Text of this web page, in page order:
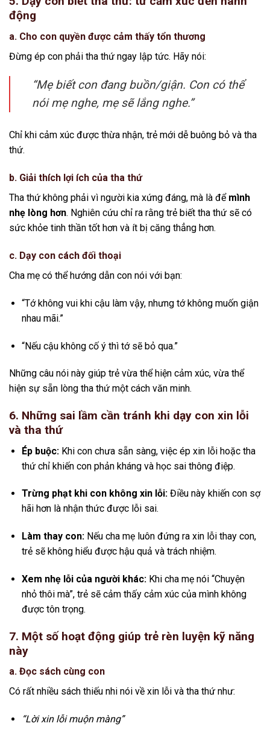
động
a. Cho con quyền được cảm thấy tổn thương
Đừng ép con phải tha thứ ngay lập tức. Hãy nói:
“Mẹ biết con đang buồn/giận. Con có thể
nói mẹ nghe, mẹ sẽ lắng nghe.”
Chỉ khi cảm xúc được thừa nhận, trẻ mới dễ buông bỏ và tha
thứ.
b. Giải thích lợi ích của tha thứ
Tha thứ không phải vì người kia xứng đáng, mà là để mình
nhẹ lòng hơn. Nghiên cứu chỉ ra rằng trẻ biết tha thứ sẽ có
sức khỏe tinh thần tốt hơn và ít bị căng thẳng hơn.
c. Dạy con cách đối thoại
Cha mẹ có thể hướng dẫn con nói với bạn:
“Tớ không vui khi cậu làm vậy, nhưng tớ không muốn giận
nhau mãi.”
“Nếu cậu không cố ý thì tớ sẽ bỏ qua.”
Những câu nói này giúp trẻ vừa thể hiện cảm xúc, vừa thể
hiện sự sẵn lòng tha thứ một cách văn minh.
6. Những sai lầm cần tránh khi dạy con xin lỗi
và tha thứ
Ép buộc:Khi con chưa sẵn sàng, việc ép xin lỗi hoặc tha
thứ chỉ khiến con phản kháng và học sai thông điệp.
Trừng phạt khi con không xin lỗi:Điều này khiến con sợ
hãi hơn là nhận thức được lỗi sai.
Làm thay con:Nếu cha mẹ luôn đứng ra xin lỗi thay con,
trẻ sẽ không hiểu được hậu quả và trách nhiệm.
Xem nhẹ lỗi của người khác:Khi cha mẹ nói “Chuyện
nhỏ thôi mà”, trẻ sẽ cảm thấy cảm xúc của mình không
được tôn trọng.
7. Một số hoạt động giúp trẻ rèn luyện kỹ năng
này
a. Đọc sách cùng con
Có rất nhiều sách thiếu nhi nói về xin lỗi và tha thứ như:
“Lời xin lỗi muộn màng”